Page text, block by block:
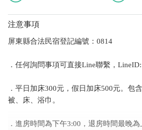
注意事項
屏東縣合法民宿登記編號：0814
．任何詢問事項可直接Line聯繫，
．平日加床300元，假日加床500元。包
被、床、浴巾。
．進房時間為下午3:00，退房時間最晚